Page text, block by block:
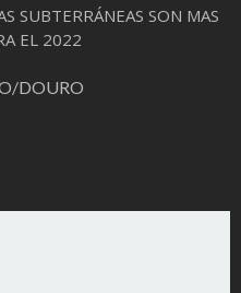
SUBTERRÁNEAS SON MAS
EL 2022
DOURO